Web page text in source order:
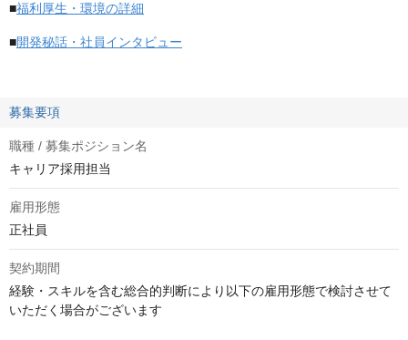
■福利厚生・環境の詳細
■開発秘話・社員インタビュー
募集要項
職種 / 募集ポジション名
キャリア採用担当
雇用形態
正社員
契約期間
経験・スキルを含む総合的判断により以下の雇用形態で検討させて
いただく場合がございます